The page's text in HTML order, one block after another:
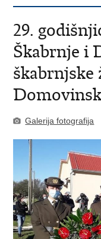
29.
Škabrnje i
škabrnjske
Galerija fotografija